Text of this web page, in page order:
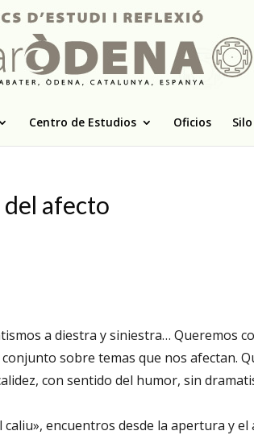
Centro de Estudios Oficios Silo
del afecto
a diestra y siniestra… Queremos
sobre temas que nos afectan.
con sentido del humor, sin
encuentros desde la apertura y el